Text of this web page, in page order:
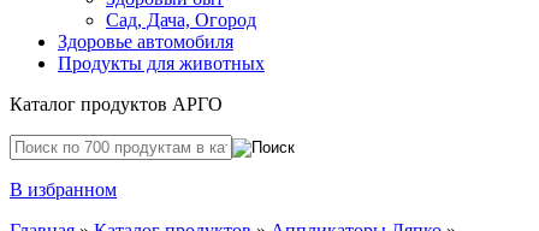
Сад, Дача, Огород
Здоровье автомобиля
Продукты для животных
Каталог продуктов АРГО
В избранном